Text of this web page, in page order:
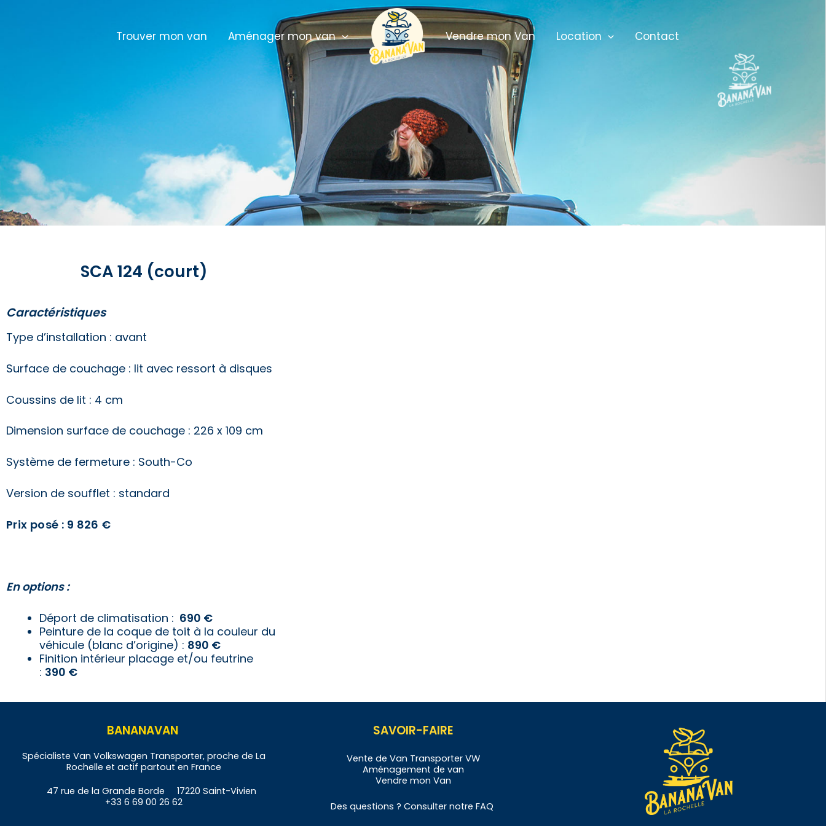
Trouver mon van Aménager mon van Vendre mon Van Location Contact
SCA 124 (court)
Caractéristiques
Type d’installation : avant
Surface de couchage : lit avec ressort à disques
Coussins de lit : 4 cm
Dimension surface de couchage : 226 x 109 cm
Système de fermeture : South-Co
Version de soufflet : standard
Prix posé : 9 826 €
En options :
Déport de climatisation : 690 €
Peinture de la coque de toit à la couleur du
véhicule (blanc d’origine) : 890 €
Finition intérieur placage et/ou feutrine
: 390 €
BANANAVAN
Spécialiste Van Volkswagen Transporter, proche de La
Rochelle et actif partout en France
47 rue de la Grande Borde 17220 Saint-Vivien
+33 6 69 00 26 62
SAVOIR-FAIRE
Vente de Van Transporter VW
Aménagement de van
Vendre mon Van
Des questions ? Consulter notre FAQ